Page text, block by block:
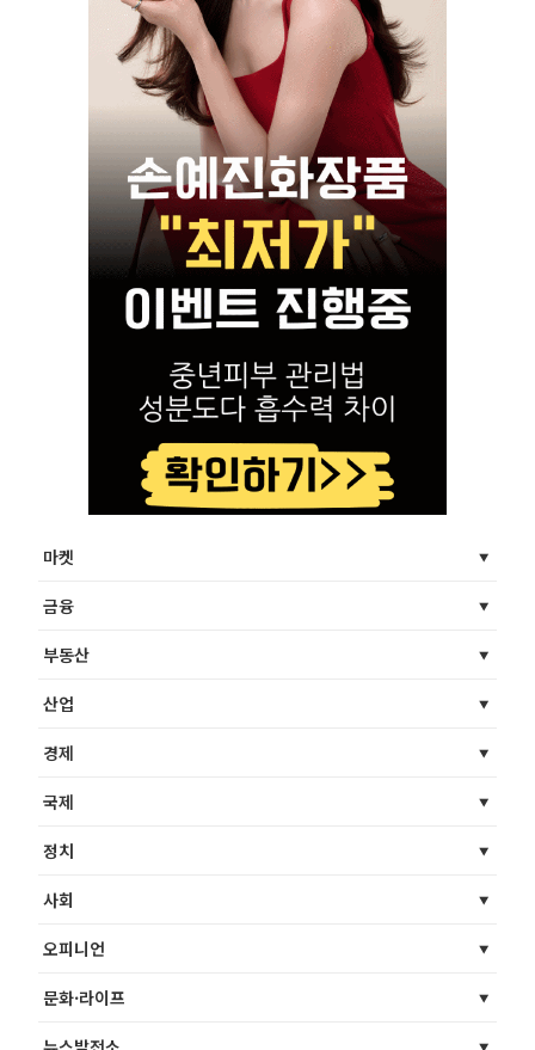
마켓
금융
부동산
산업
경제
국제
정치
사회
오피니언
문화·라이프